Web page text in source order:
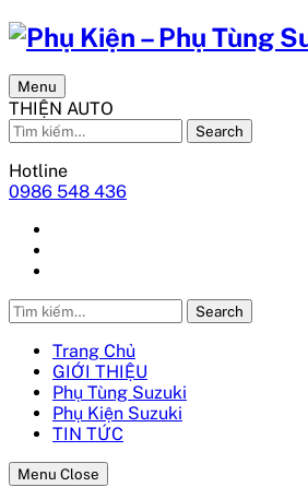
Menu
THIỆN AUTO
Search
Hotline
0986 548 436
Search
Trang Chủ
GIỚI THIỆU
Phụ Tùng Suzuki
Phụ Kiện Suzuki
TIN TỨC
Menu Close